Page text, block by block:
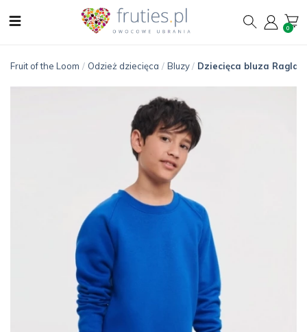
0
Fruit of the Loom / Odzież dziecięca / Bluzy / Dziecięca bluza